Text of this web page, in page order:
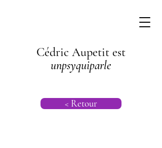
Cédric Aupetit est
unpsyquiparle
< Retour